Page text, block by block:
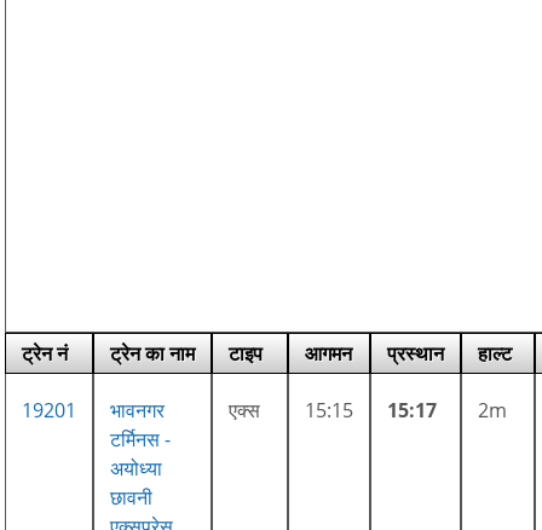
ट्रेन नं ट्रेन का नाम टाइप आगमन प्रस्थान हाल्ट
19201
भावनगर
टर्मिनस -
अयोध्या
छावनी
एक्स 15:15 15:17 2m